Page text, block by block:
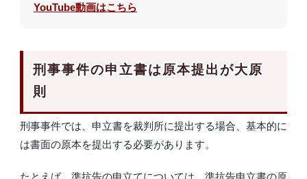
YouTube動画はこちら
刑事事件の申立書は原本提出が大原
則
刑事事件では、申立書を裁判所に提出する場合、基本的に
は書面の原本を提出する必要があります。
たとえば、準抗告の申立てについては、準抗告申立書の原